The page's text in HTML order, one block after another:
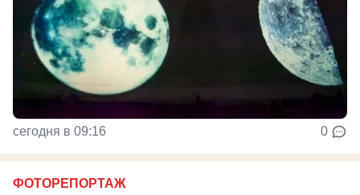
сегодня в 09:16 0
ФОТОРЕПОРТАЖ